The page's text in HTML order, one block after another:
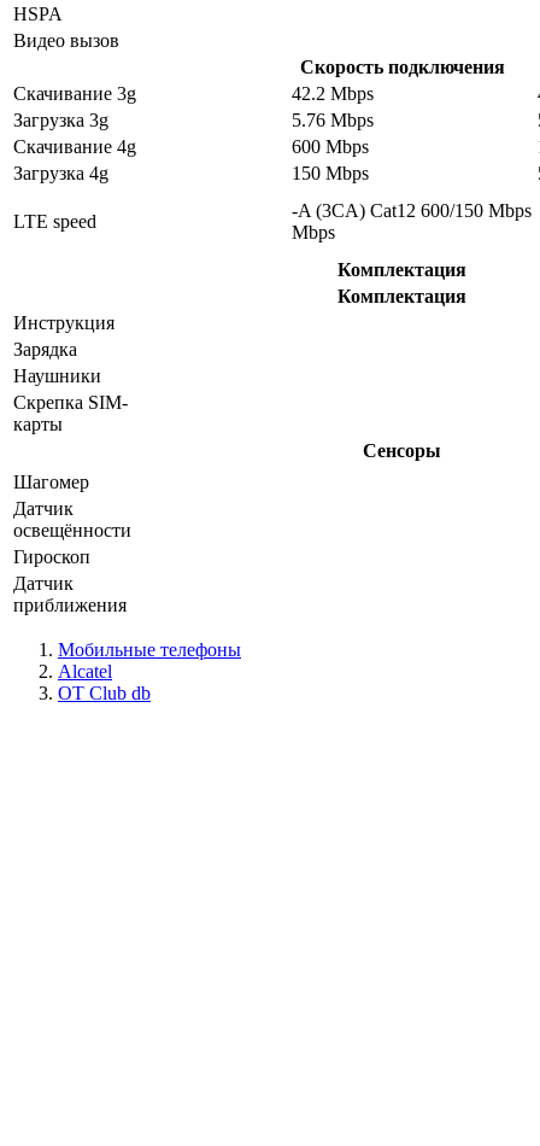
HSPA
Видео вызов
Скорость подключения
Скачивание 3g
42.2 Mbps
Загрузка 3g
5.76 Mbps
Скачивание 4g
600 Mbps
Загрузка 4g
150 Mbps
LTE speed
-A (3CA) Cat12 600/150 Mbps
Mbps
Комплектация
Комплектация
Инструкция
Зарядка
Наушники
Скрепка SIM-
карты
Сенсоры
Шагомер
Датчик
освещённости
Гироскоп
Датчик
приближения
Мобильные телефоны
Alcatel
OT Club db